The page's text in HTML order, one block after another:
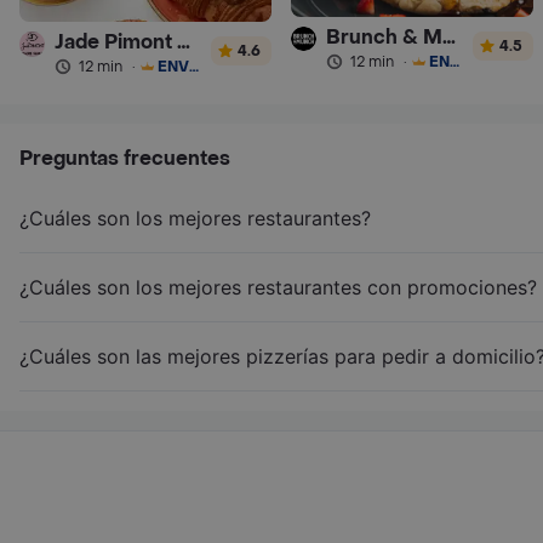
Jade Pimont Pâtisserie
12 min · ENVÍO GRATIS
4.6
Brunch & Munch
12 min · ENVÍO GRATIS
4.5
Preguntas frecuentes
¿Cuáles son los mejores restaurantes?
¿Cuáles son los mejores restaurantes con promociones?
¿Cuáles son las mejores pizzerías para pedir a